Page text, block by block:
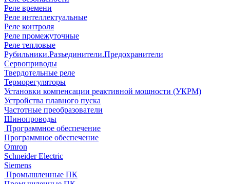
Реле времени
Реле интеллектуальные
Реле контроля
Реле промежуточные
Реле тепловые
Рубильники.Разъединители.Предохранители
Сервоприводы
Твердотельные реле
Терморегуляторы
Установки компенсации реактивной мощности (УКРМ)
Устройства плавного пуска
Частотные преобразователи
Шинопроводы
Программное обеспечение
Программное обеспечение
Omron
Schneider Electric
Siemens
Промышленные ПК